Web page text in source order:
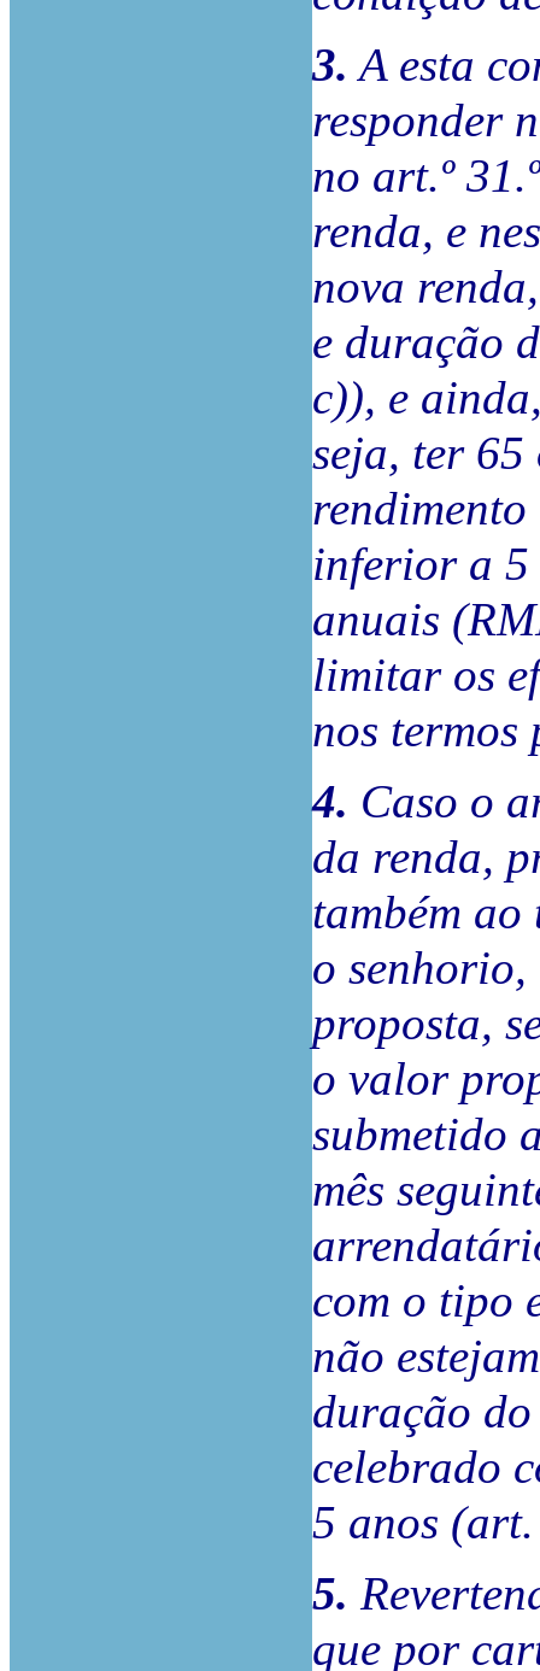
3. A esta
responder
no art.º
renda, e
nova
e duração
c)), e
seja, ter 65
inferior a 5
anuais
limitar os
nos termos
4. Caso o
da renda,
também
o
proposta,
o valor
submetido
mês
com o tipo
não
duração
celebrado
5 anos (art.
5.
que por